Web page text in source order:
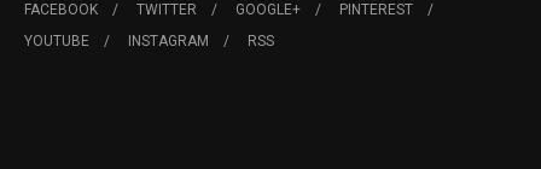
FACEBOOK TWITTER GOOGLE+
PINTEREST
YOUTUBE
INSTAGRAM RSS